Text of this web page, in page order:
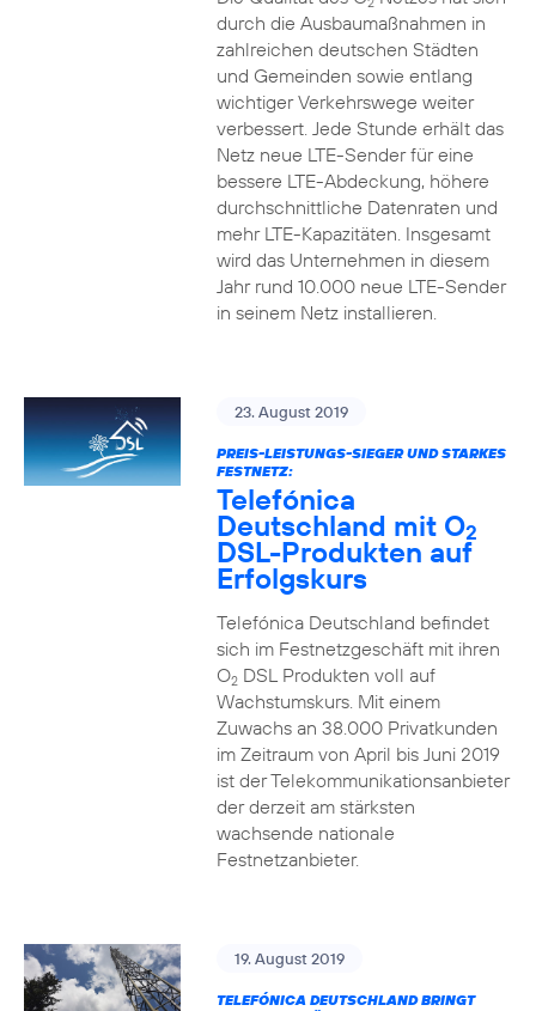
durch die Ausbaumaßnahmen in
zahlreichen deutschen Städten
und Gemeinden sowie entlang
wichtiger Verkehrswege weiter
verbessert. Jede Stunde erhält das
Netz neue LTE-Sender für eine
bessere LTE-Abdeckung, höhere
durchschnittliche Datenraten und
mehr LTE-Kapazitäten. Insgesamt
wird das Unternehmen in diesem
Jahr rund 10.000 neue LTE-Sender
in seinem Netz installieren.
23. August 2019
PREIS-LEISTUNGS-SIEGER UND STARKES
FESTNETZ:
Telefónica
Deutschland mit O2
DSL-Produkten auf
Erfolgskurs
Telefónica Deutschland befindet
sich im Festnetzgeschäft mit ihren
O2DSL Produkten voll auf
Wachstumskurs. Mit einem
Zuwachs an 38.000 Privatkunden
im Zeitraum von April bis Juni 2019
ist der Telekommunikationsanbieter
der derzeit am stärksten
wachsende nationale
Festnetzanbieter.
19. August 2019
TELEFÓNICA DEUTSCHLAND BRINGT